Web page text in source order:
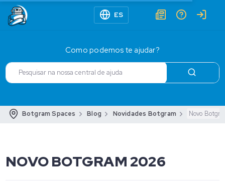
ES
Como podemos te ajudar?
Botgram Spaces Blog Novidades Botgram Novo
NOVO BOTGRAM 2026